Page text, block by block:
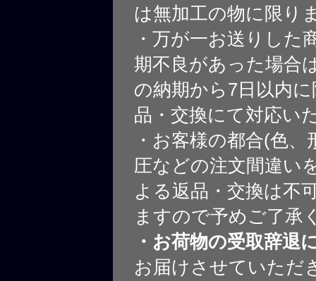
は無加工の物に限り
・万が一お送りした
期不良があった場合
の納期から7日以内
品・交換にて対応い
・お客様の都合(色、
圧などの注文間違い
よる返品・交換は不
ますので予めご了承
・お荷物の受取辞退
お届けさせていただ